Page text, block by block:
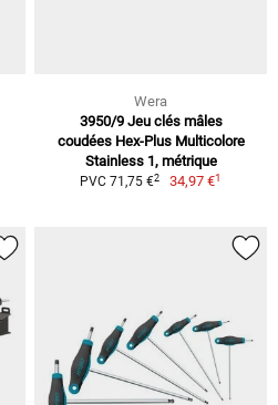
Wera
3950/9 Jeu clés mâles
coudées Hex-Plus Multicolore
Stainless 1, métrique
PVC 71,75 €2 34,97 €1